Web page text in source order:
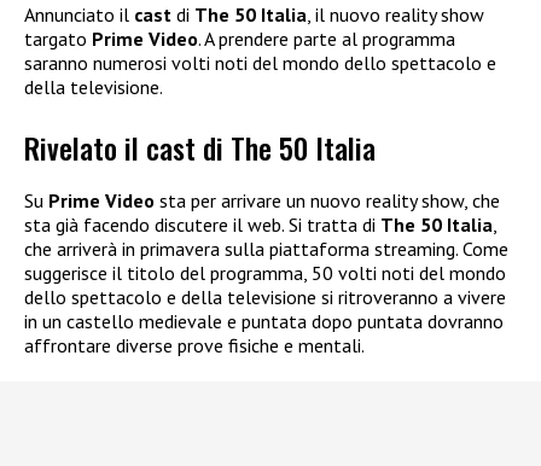
Annunciato il cast di The 50 Italia , il nuovo reality show
targato Prime Video. A prendere parte al programma
saranno numerosi volti noti del mondo dello spettacolo e
della televisione.
Rivelato il cast di The 50 Italia
Su Prime Video sta per arrivare un nuovo reality show, che
sta già facendo discutere il web. Si tratta di The 50 Italia,
che arriverà in primavera sulla piattaforma streaming. Come
suggerisce il titolo del programma, 50 volti noti del mondo
dello spettacolo e della televisione si ritroveranno a vivere
in un castello medievale e puntata dopo puntata dovranno
affrontare diverse prove fisiche e mentali.